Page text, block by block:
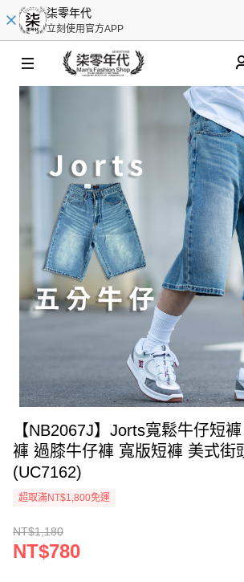
柒零年代
立刻使用官方APP
【NB2067J】Jorts寬鬆牛仔短
褲 過膝牛仔褲 寬版短褲 美式街
(UC7162)
超取滿NT$1,800免運
NT$1,180
NT$780